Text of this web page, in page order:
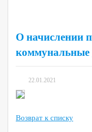
О начислении
коммунальные
22.01.2021
Возврат к списку